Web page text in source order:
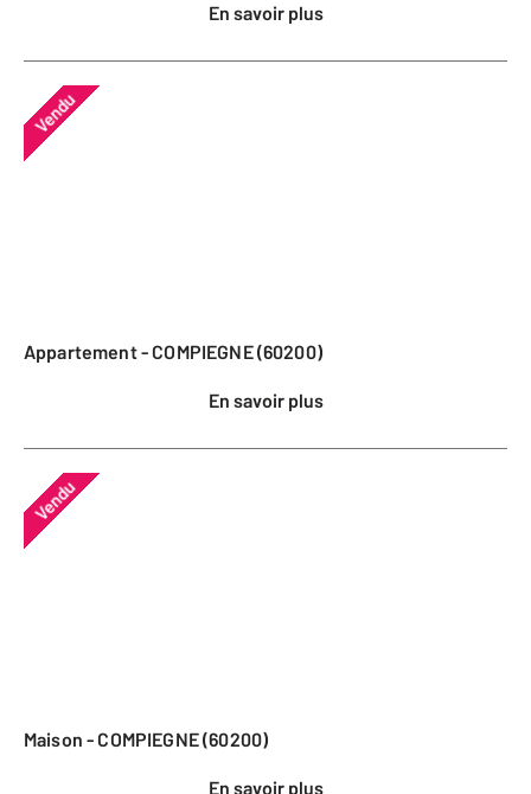
En savoir plus
Vendu
Appartement - COMPIEGNE (60200)
En savoir plus
Vendu
Maison - COMPIEGNE (60200)
En savoir plus